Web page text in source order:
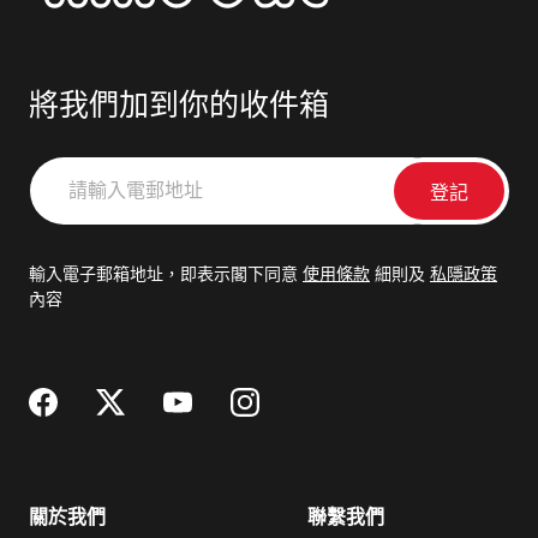
將我們加到你的收件箱
請
輸
郵
輸入電子郵箱地址，即表示閣下同意 使用條款 細則及 私隱政策
內容
關於我們 聯繫我們